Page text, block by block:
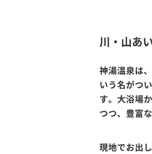
川・山あ
神湯温泉は
いう名がつ
す。大浴場
つつ、豊富
現地でお出